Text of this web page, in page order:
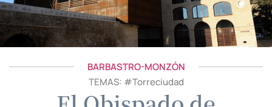
BARBASTRO-MONZÓN
TEMAS: #Torreciudad